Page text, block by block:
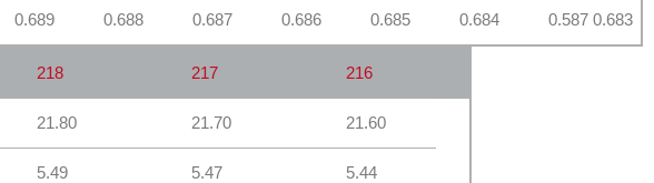
0.689 0.688 0.687 0.686 0.685 0.684 0.587 0.683
218 217 216
21.80 21.70 21.60
5.49 5.47 5.44